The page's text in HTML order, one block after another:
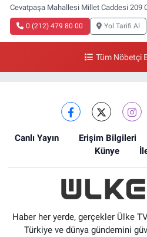
Cevatpaşa Mahallesi Millet Caddesi 209
0 (212) 479 80 00 Yol Tarifi Al
Tüm Nöbetçi
Canlı Yayın Erişim Bilgileri
Künye
Haber her yerde, gerçekler Ülke
Türkiye ve dünya gündemini